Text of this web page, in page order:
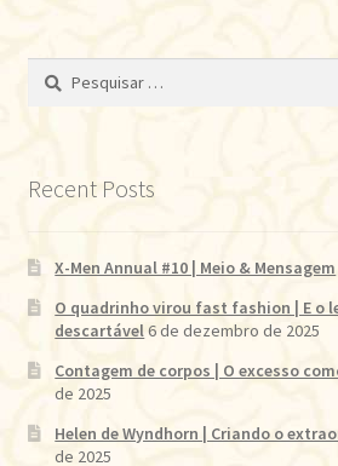
Pesquisar
Recent Posts
X-Men Annual #10 | Meio & Mensagem
O quadrinho virou fast fashion | E o
descartável6 de dezembro de 2025
Contagem de corpos | O excesso
de 2025
Helen de Wyndhorn | Criando o
de 2025